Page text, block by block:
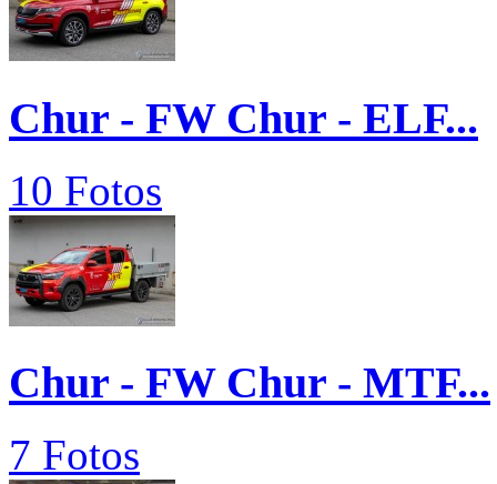
Chur - FW Chur - ELF...
10 Fotos
Chur - FW Chur - MTF...
7 Fotos